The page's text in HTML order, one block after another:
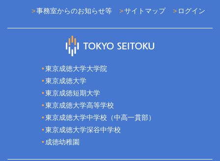
ログイン
サイトマップ
事務室からのお知らせ等
東京成徳大学大学院
東京成徳大学
東京成徳短期大学
東京成徳大学高等学校
東京成徳大学中学校（中高一貫部）
東京成徳大学深谷中学校
成徳幼稚園